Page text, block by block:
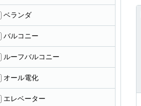
ベランダ
バルコニー
ルーフバルコニー
オール電化
エレベーター